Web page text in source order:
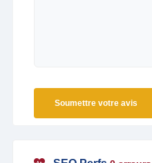
Soumettre votre avis